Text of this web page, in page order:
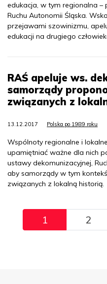
edukacja, w tym regionalna –
Ruchu Autonomii Śląska.
przejawami szowinizmu,
edukacji na drugiego
RAŚ apeluje ws.
samorządy
związanych z
13.12.2017 Polska po 1989 roku
Wspólnoty regionalne i
upamiętniać ważne dla nich
ustawy dekomunizacyjnej,
aby samorządy w tym
związanych z lokalną historią.
Pagination
1 2